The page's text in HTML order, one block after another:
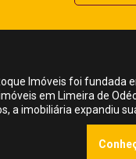
Imóveis foi fundada
em Limeira de
a imobiliária expandiu